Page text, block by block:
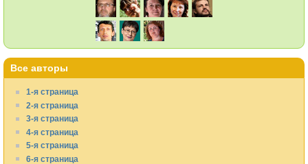
Все авторы
1-я страница
2-я страница
3-я страница
4-я страница
5-я страница
6-я страница